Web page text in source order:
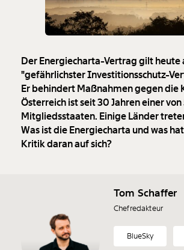
Der Energiecharta-Vertrag gilt heute
"gefährlichster Investitionsschutz-
Er behindert Maßnahmen gegen die
Österreich ist seit 30 Jahren einer von
Mitgliedsstaaten. Einige Länder
Was ist die Energiecharta und was
Kritik daran auf sich?
Tom Schaffer
Chefredakteur
BlueSky